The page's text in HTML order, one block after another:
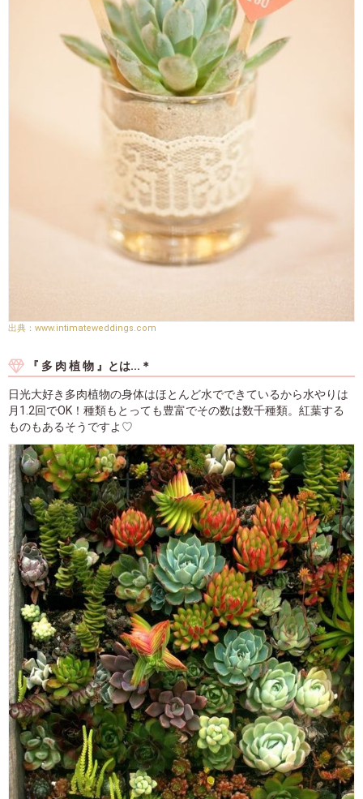
www.intimateweddings.com
『 多 肉 植 物 』とは...＊
日光大好き多肉植物の身体はほとんど水でできているから水やりは
月1.2回でOK！種類もとっても豊富でその数は数千種類。紅葉する
ものもあるそうですよ♡